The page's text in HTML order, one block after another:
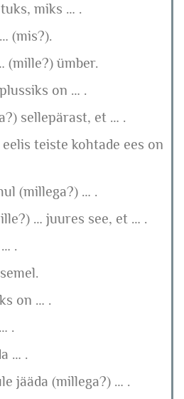
miks … .
(mis?).
(mille?) ümber.
on … .
sellepärast, et … .
teiste kohtade ees on
(millega?) … .
… juures see, et … .
.
on … .
.
… .
jääda (millega?) … .